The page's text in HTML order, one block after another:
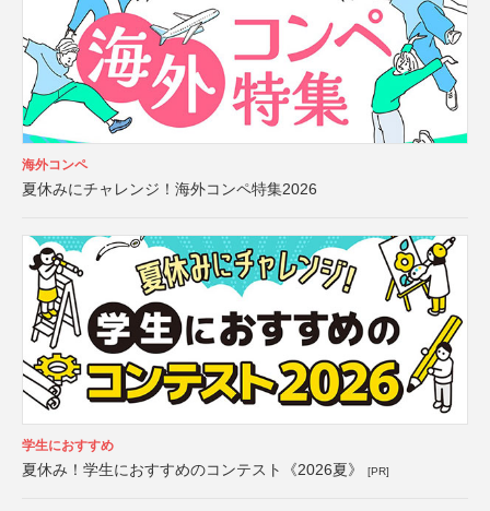
海外コンペ
夏休みにチャレンジ！海外コンペ特集2026
学生におすすめ
夏休み！学生におすすめのコンテスト《2026夏》 [PR]